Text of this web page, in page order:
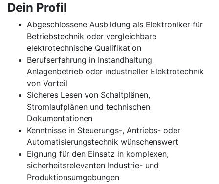
Dein Profil
Abgeschlossene Ausbildung als Elektroniker für
Betriebstechnik oder vergleichbare
elektrotechnische Qualifikation
Berufserfahrung in Instandhaltung,
Anlagenbetrieb oder industrieller Elektrotechnik
von Vorteil
Sicheres Lesen von Schaltplänen,
Stromlaufplänen und technischen
Dokumentationen
Kenntnisse in Steuerungs-, Antriebs- oder
Automatisierungstechnik wünschenswert
Eignung für den Einsatz in komplexen,
sicherheitsrelevanten Industrie- und
Produktionsumgebungen